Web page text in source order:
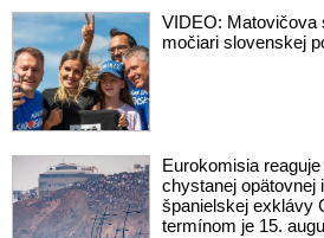
VIDEO: Matovičova
močiari slovenskej
Eurokomisia
chystanej opätovnej
španielskej exklávy
termínom je 15.